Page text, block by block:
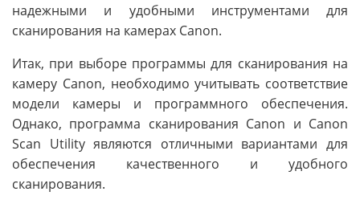
надежными и удобными инструментами для
сканирования на камерах Canon.
Итак, при выборе программы для сканирования на
камеру Canon, необходимо учитывать соответствие
модели камеры и программного обеспечения.
Однако, программа сканирования Canon и Canon
Scan Utility являются отличными вариантами для
обеспечения качественного и удобного
сканирования.